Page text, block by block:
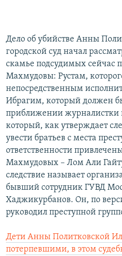
Дело об убийстве Анны
городской суд начал
скамье подсудимых сейчас
Махмудовы: Рустам,
непосредственным
Ибрагим, который должен
приближении журналистки
который, как утверждает
увести братьев с места
ответственности
Махмудовых – Лом Али
следствие называет
бывший сотрудник ГУВД
Хаджикурбанов. Он, по
руководил преступной
Дети Анны Политковской
потерпевшими, в этом